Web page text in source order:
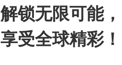
解锁无限可能，
享受全球精彩！